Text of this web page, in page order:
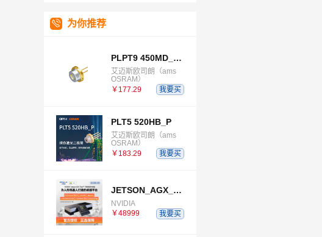
为你推荐
PLPT9 450MD_E E9633 B03B06
艾迈斯欧司朗（ams
OSRAM）
￥177.29
我要买
PLT5 520HB_P
艾迈斯欧司朗（ams
OSRAM）
￥183.29
我要买
JETSON_AGX_THOR_DEVELOPER_KIT
NVIDIA
￥48999
我要买